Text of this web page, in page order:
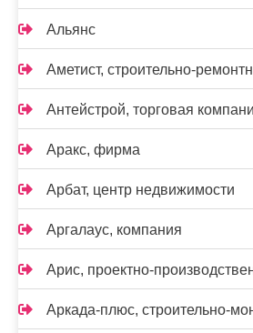
Альянс
Аметист, строительно-
Антейстрой, торговая
Аракс, фирма
Арбат, центр недвижимости
Аргалаус, компания
Арис, проектно-
Аркада-плюс, строительно-